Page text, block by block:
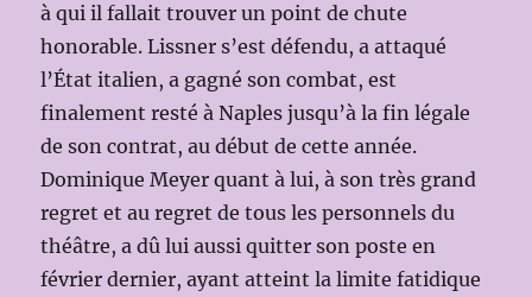
à qui il fallait trouver un point de chute
honorable. Lissner s’est défendu, a attaqué
l’État italien, a gagné son combat, est
finalement resté à Naples jusqu’à la fin légale
de son contrat, au début de cette année.
Dominique Meyer quant à lui, à son très grand
regret et au regret de tous les personnels du
théâtre, a dû lui aussi quitter son poste en
février dernier, ayant atteint la limite fatidique